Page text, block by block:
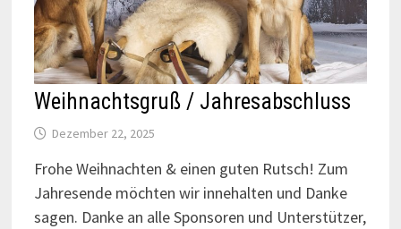
Weihnachtsgruß / Jahresabschluss
Dezember 22, 2025
Frohe Weihnachten & einen guten Rutsch! Zum
Jahresende möchten wir innehalten und Danke
sagen. Danke an alle Sponsoren und Unterstützer,